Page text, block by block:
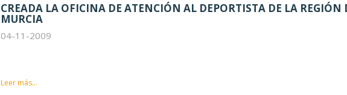
CREADA LA OFICINA DE ATENCIÓN AL DEPORTISTA DE LA REGIÓN
MURCIA
04-11-2009
Leer más...